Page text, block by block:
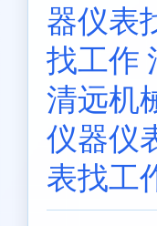
器仪表
找工作
清远机
仪器仪
表找工